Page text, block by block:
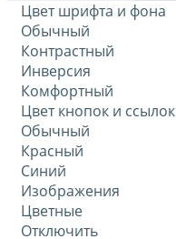
Цвет шрифта и фона
Обычный
Контрастный
Инверсия
Комфортный
Цвет кнопок и ссылок
Обычный
Красный
Синий
Изображения
Цветные
Отключить